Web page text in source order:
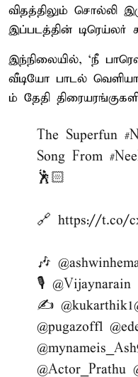
விதத்திலும் சொல்லி
இப்படத்தின் டிரெய்லர்
இந்நிலையில், ‘நீ
வீடியோ பாடல்
ம் தேதி
The Superfun
Song From
🕺🏻
🔗 https://t.co/
🎶
🎙️ @Vijaynarain
✍️ @kukarthik1
@pugazoffl
@Actor_Prathu